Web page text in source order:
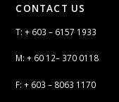
CONTACT US
T: + 603 – 6157 1933
M: + 60 12– 370 0118
F: + 603 – 8063 1170